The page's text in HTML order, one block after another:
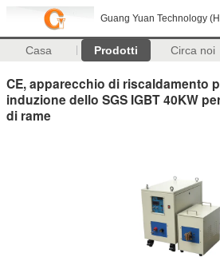
Guang Yuan Technology
Casa Prodotti Circa noi
CE, apparecchio di riscaldamento
induzione dello SGS IGBT 40KW
di rame